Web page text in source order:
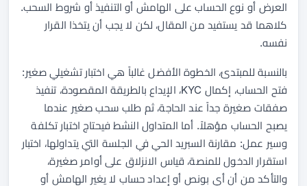
العرض أو نوع الحساب على الهامش أو التنفيذ أو شروط السحب.
كلاهما قد يستفيد من المقال، لكن لا يجب أن يتخذا القرار
نفسه.
بالنسبة للمبتدئ، الخطوة الأفضل غالباً هي اختبار تشغيلي صغير:
فتح الحساب، إكمال KYC، الإيداع بالطريقة المقصودة، تنفيذ
صفقات صغيرة جداً عند الحاجة، ثم طلب سحب صغير عندما
يصبح الحساب مؤهلاً. أما المتداول النشط فيحتاج اختبار تكلفة
وسير عمل: مقارنة السبريد الحي في الجلسة التي يتداولها، اختبار
استقرار الدخول للمنصة، قياس الانزلاق على أوامر صغيرة،
والتأكد من أن أي بونص أو إعداد حساب لا يغير الهامش أو